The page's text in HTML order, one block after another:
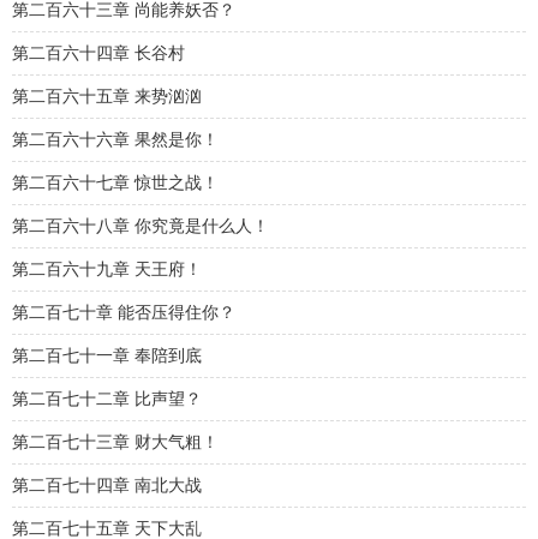
第二百六十三章 尚能养妖否？
第二百六十四章 长谷村
第二百六十五章 来势汹汹
第二百六十六章 果然是你！
第二百六十七章 惊世之战！
第二百六十八章 你究竟是什么人！
第二百六十九章 天王府！
第二百七十章 能否压得住你？
第二百七十一章 奉陪到底
第二百七十二章 比声望？
第二百七十三章 财大气粗！
第二百七十四章 南北大战
第二百七十五章 天下大乱